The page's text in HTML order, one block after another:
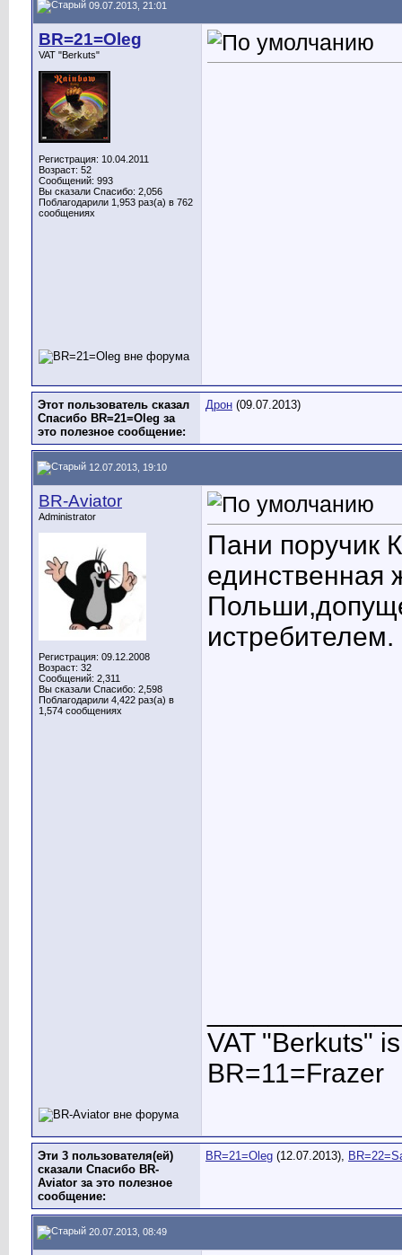
09.07.2013, 21:01
BR=21=Oleg
VAT "Berkuts"
Регистрация: 10.04.2011
Возраст: 52
Сообщений: 993
Вы сказали Спасибо: 2,056
Поблагодарили 1,953 раз(а) в 762
сообщениях
Этот пользователь сказал
Спасибо BR=21=Oleg за
это полезное сообщение:
Дрон (09.07.2013)
12.07.2013, 19:10
BR-Aviator
Administrator
Регистрация: 09.12.2008
Возраст: 32
Сообщений: 2,311
Вы сказали Спасибо: 2,598
Поблагодарили 4,422 раз(а) в
1,574 сообщениях
Пани поручик
истребителем.
VAT "Berkuts"
BR=11=Frazer
Эти 3 пользователя(ей)
сказали Спасибо BR-
Aviator за это полезное
сообщение:
BR=21=Oleg (12.07.2013),
20.07.2013, 08:49